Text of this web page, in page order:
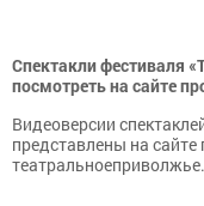
Спектакли фестиваля
посмотреть на сайте
Видеоверсии
представлены на